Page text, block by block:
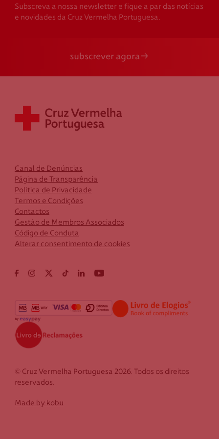
Subscreva a nossa newsletter e fique a par das notícias
e novidades da Cruz Vermelha Portuguesa.
subscrever agora
Canal de Denúncias
Página de Transparência
Política de Privacidade
Termos e Condições
Contactos
Gestão de Membros Associados
Código de Conduta
Alterar consentimento de cookies
© Cruz Vermelha Portuguesa 2026. Todos os direitos
reservados.
Made by kobu